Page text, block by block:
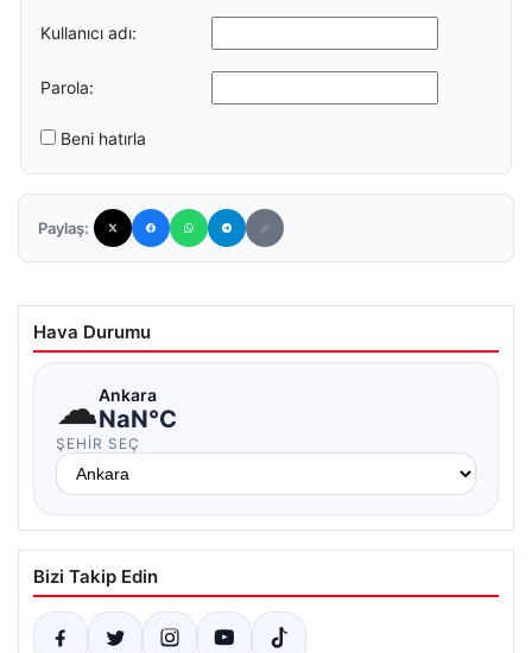
Kullanıcı adı:
Parola:
Beni hatırla
Paylaş:
Hava Durumu
☁Ankara
NaN°C
ŞEHIR SEÇ
Bizi Takip Edin